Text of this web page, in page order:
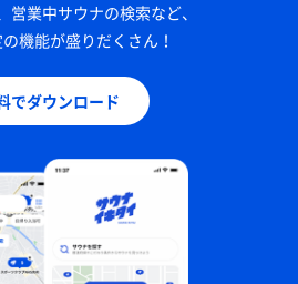
営業中サウナの検索など、
機能が盛りだくさん！
でダウンロード